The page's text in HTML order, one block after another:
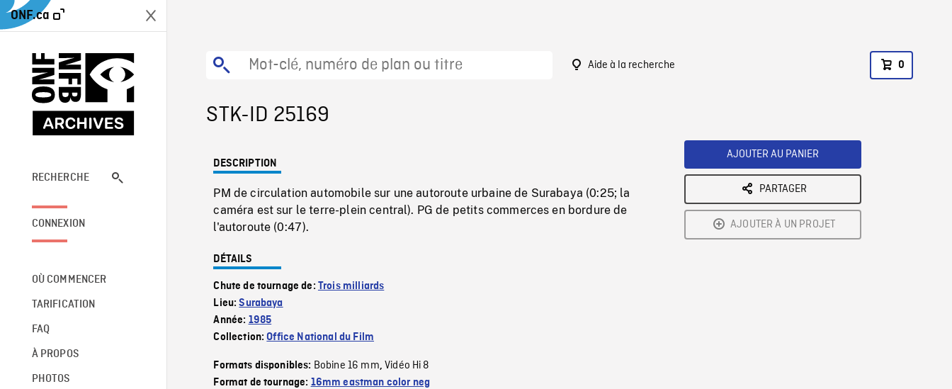
ONF.ca
RECHERCHE
CONNEXION
OÙ COMMENCER
TARIFICATION
FAQ
À PROPOS
PHOTOS
Aide à la recherche 0
STK-ID 25169
DESCRIPTION
PM de circulation automobile sur une autoroute urbaine de Surabaya (0:25; la
caméra est sur le terre-plein central). PG de petits commerces en bordure de
l'autoroute (0:47).
DÉTAILS
Chute de tournage de: Trois milliards
Lieu:Surabaya
Année: 1985
Collection:Office National du Film
Formats disponibles: Bobine 16 mm,Vidéo Hi 8
Format de tournage: 16mm eastman color neg
AJOUTER AU PANIER
PARTAGER
AJOUTER À UN PROJET